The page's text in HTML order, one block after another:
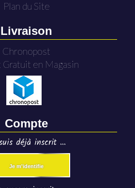
Plan du Site
Livraison
Chronopost
Gratuit en Magasin
Compte
déjà inscrit ...
Je m'identifie